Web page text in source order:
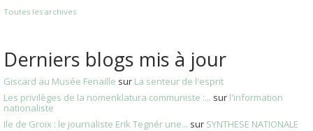
Toutes les archives
Derniers blogs mis à jour
Giscard au Musée Fenaille sur La senteur de l'esprit
Les privilèges de la nomenklatura communiste :... sur l'information
nationaliste
Ile de Groix : le journaliste Erik Tegnér une... sur SYNTHESE NATIONALE